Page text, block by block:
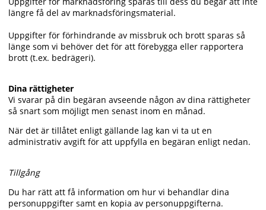
längre få del av marknadsföringsmaterial.
Uppgifter för förhindrande av missbruk och brott sparas så
länge som vi behöver det för att förebygga eller rapportera
brott (t.ex. bedrägeri).
Dina rättigheter
Vi svarar på din begäran avseende någon av dina rättigheter
så snart som möjligt men senast inom en månad.
När det är tillåtet enligt gällande lag kan vi ta ut en
administrativ avgift för att uppfylla en begäran enligt nedan.
Tillgång
Du har rätt att få information om hur vi behandlar dina
personuppgifter samt en kopia av personuppgifterna.